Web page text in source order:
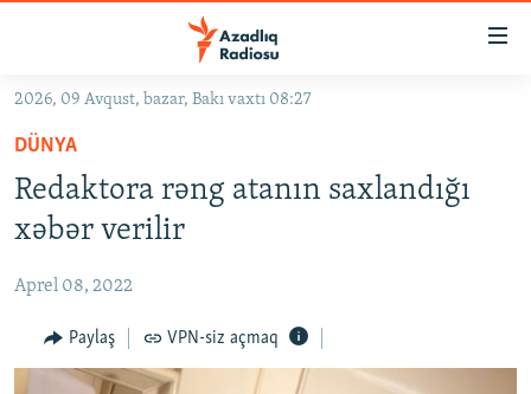
Əsas
qayıt
Əsas
naviqasiyaya
qayıt
Axtarışa
keç
#İZAHLA
KORRUPSIOMETR
FƏRQƏ BAX
QANUNI DOĞRU
ARAŞDIRMA
2026, 09 Avqust, bazar, Bakı vaxtı 08:27
DÜNYA
Redaktora rəng atanın saxlandığı
xəbər verilir
Aprel 08, 2022
Paylaş VPN-siz açmaq